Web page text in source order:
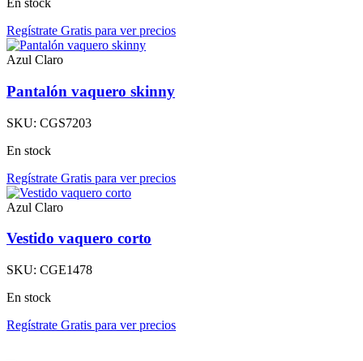
En stock
Regístrate Gratis para ver precios
Azul Claro
Pantalón vaquero skinny
SKU: CGS7203
En stock
Regístrate Gratis para ver precios
Azul Claro
Vestido vaquero corto
SKU: CGE1478
En stock
Regístrate Gratis para ver precios